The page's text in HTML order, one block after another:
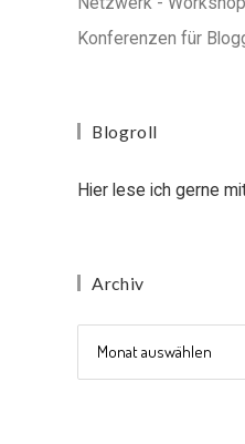
Konferenzen für
Blogroll
Hier lese ich gerne
Archiv